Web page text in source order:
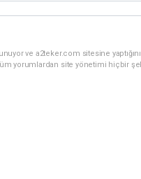
ve a2teker.com sitesine
yorumlardan site yönetimi hiçbir